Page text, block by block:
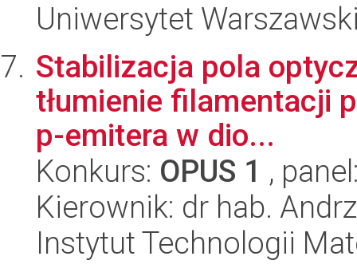
Uniwersytet
Stabilizacja pola
tłumienie filamentacji
p-emitera w dio...
Konkurs: OPUS 1 ,
Kierownik: dr hab.
Instytut Technologii